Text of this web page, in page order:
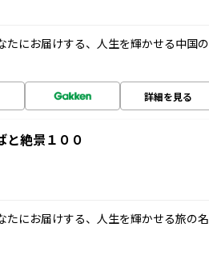
にお届けする、人生を輝かせる中国の
詳細を見る
と絶景１００
にお届けする、人生を輝かせる旅の名